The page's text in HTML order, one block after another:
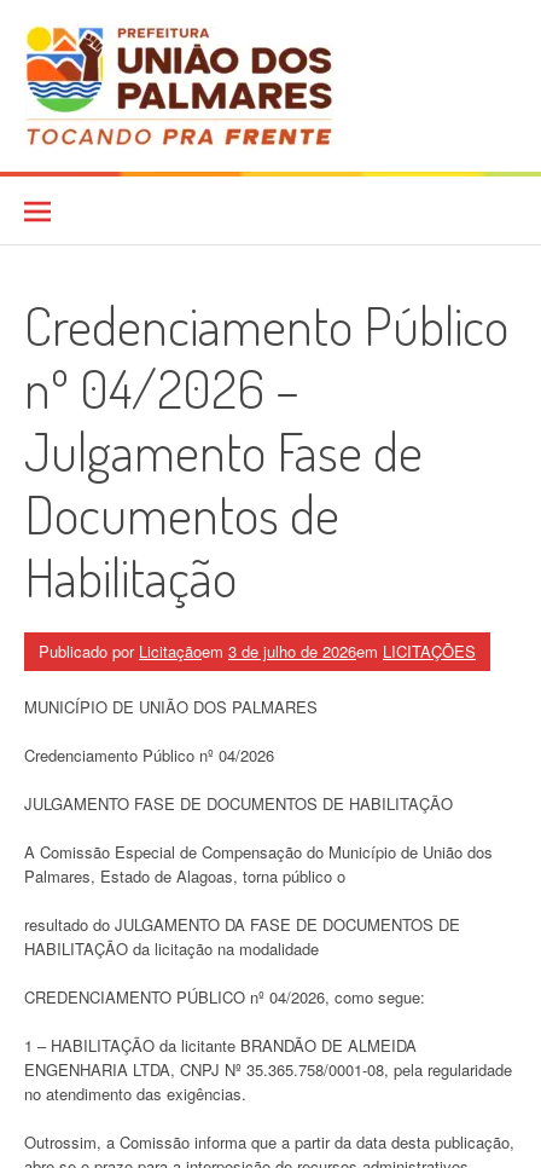
para
conteúdo
Diário Oficial
Credenciamento Público
nº 04/2026 –
Julgamento Fase de
Documentos de
Habilitação
Publicado por Licitaçãoem 3 de julho de 2026em LICITAÇÕES
MUNICÍPIO DE UNIÃO DOS PALMARES
Credenciamento Público nº 04/2026
JULGAMENTO FASE DE DOCUMENTOS DE HABILITAÇÃO
A Comissão Especial de Compensação do Município de União dos
Palmares, Estado de Alagoas, torna público o
resultado do JULGAMENTO DA FASE DE DOCUMENTOS DE
HABILITAÇÃO da licitação na modalidade
CREDENCIAMENTO PÚBLICO nº 04/2026, como segue:
1 – HABILITAÇÃO da licitante BRANDÃO DE ALMEIDA
ENGENHARIA LTDA, CNPJ Nº 35.365.758/0001-08, pela regularidade
no atendimento das exigências.
Outrossim, a Comissão informa que a partir da data desta publicação,